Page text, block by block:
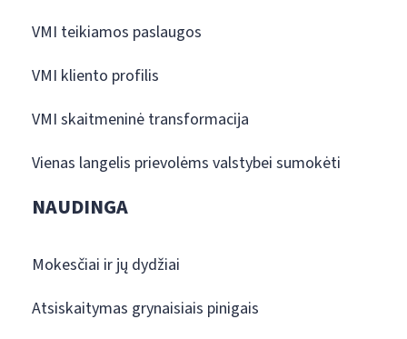
VMI teikiamos paslaugos
VMI kliento profilis
VMI skaitmeninė transformacija
Vienas langelis prievolėms valstybei sumokėti
NAUDINGA
Mokesčiai ir jų dydžiai
Atsiskaitymas grynaisiais pinigais